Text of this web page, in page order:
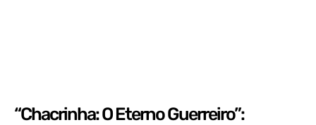
“Chacrinha: O Eterno Guerreiro”: